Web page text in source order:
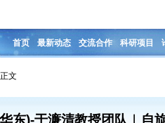
首页 最新动态 交流合作 科研项目
文
东)-于濂清教授团队︱自